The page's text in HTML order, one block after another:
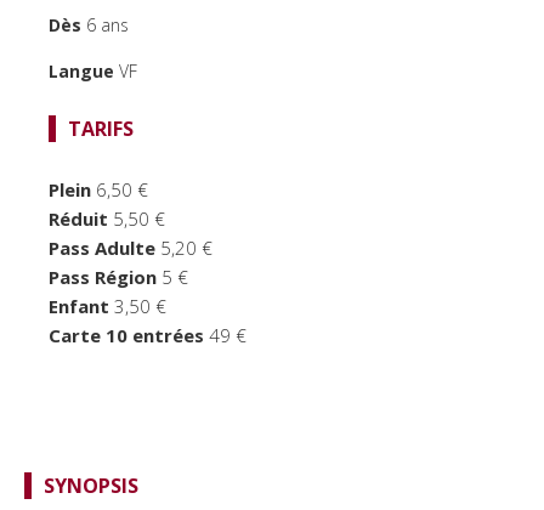
Dès 6 ans
Langue VF
TARIFS
Plein 6,50 €
Réduit 5,50 €
Pass Adulte 5,20 €
Pass Région 5 €
Enfant 3,50 €
Carte 10 entrées 49 €
SYNOPSIS